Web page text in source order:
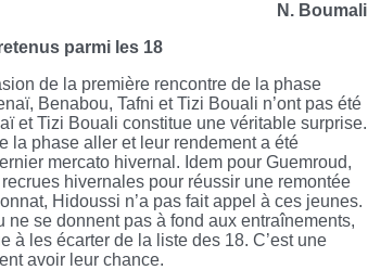
N. Boumali
parmi les 18
de la première rencontre de la phase
Benabou, Tafni et Tizi Bouali n’ont pas été
et Tizi Bouali constitue une véritable surprise.
la phase aller et leur rendement a été
mercato hivernal. Idem pour Guemroud,
hivernales pour réussir une remontée
Hidoussi n’a pas fait appel à ces jeunes.
ne se donnent pas à fond aux entraînements,
à les écarter de la liste des 18. C’est une
avoir leur chance.